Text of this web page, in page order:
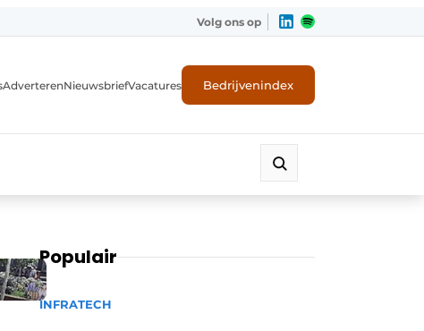
Volg ons op
AdverterenNieuwsbriefVacatures Bedrijvenindex
Populair
INFRATECH